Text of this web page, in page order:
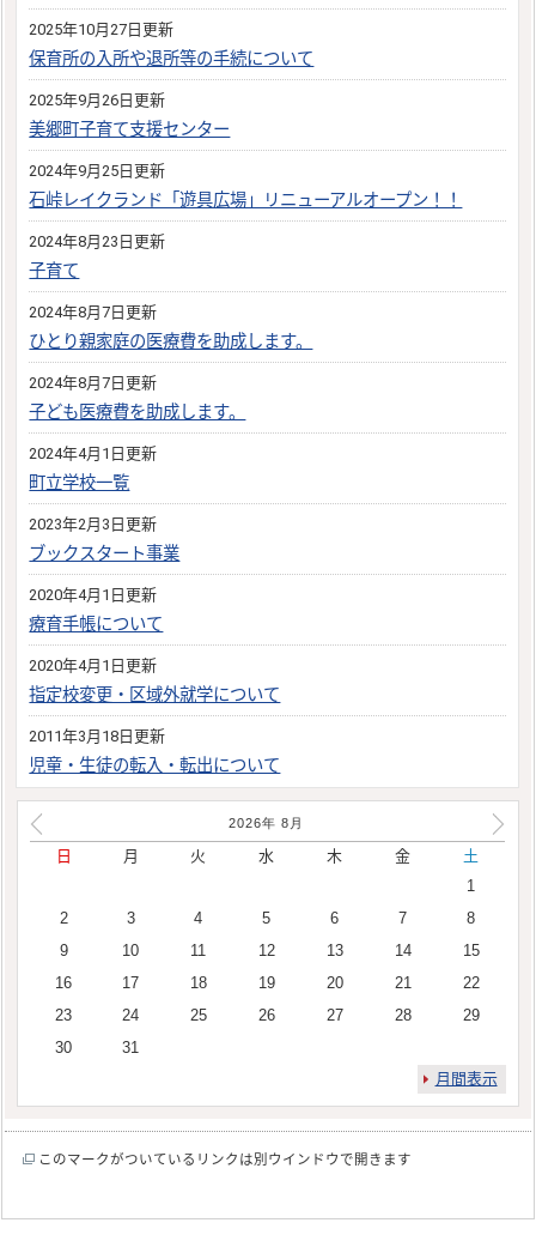
2025年10月27日更新
保育所の入所や退所等の手続について
2025年9月26日更新
美郷町子育て支援センター
2024年9月25日更新
石峠レイクランド「遊具広場」リニューアルオープン！！
2024年8月23日更新
子育て
2024年8月7日更新
ひとり親家庭の医療費を助成します。
2024年8月7日更新
子ども医療費を助成します。
2024年4月1日更新
町立学校一覧
2023年2月3日更新
ブックスタート事業
2020年4月1日更新
療育手帳について
2020年4月1日更新
指定校変更・区域外就学について
2011年3月18日更新
児童・生徒の転入・転出について
2026年 8 月
日 月 火 水 木 金
土
1
2
3 4 5 6 7
8
9
10 11 12 13 14
15
16
17 18 19 20 21
22
23
24 25 26 27 28
29
30
31
月間表示
このマークがついているリンクは別ウインドウで開きます